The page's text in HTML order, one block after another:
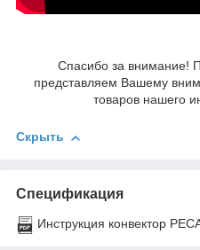
Спасибо за внимание!
представляем Вашему
товаров нашего
Скрыть
Спецификация
Инструкция конвектор